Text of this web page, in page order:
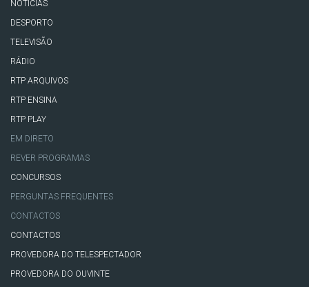
NOTÍCIAS
DESPORTO
TELEVISÃO
RÁDIO
RTP ARQUIVOS
RTP ENSINA
RTP PLAY
EM DIRETO
REVER PROGRAMAS
CONCURSOS
PERGUNTAS FREQUENTES
CONTACTOS
CONTACTOS
PROVEDORA DO TELESPECTADOR
PROVEDORA DO OUVINTE